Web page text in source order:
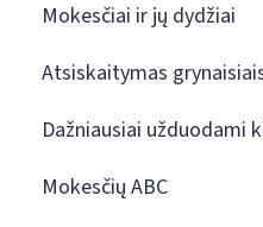
Mokesčiai ir jų dydžiai
Atsiskaitymas
Dažniausiai užduodami
Mokesčių ABC